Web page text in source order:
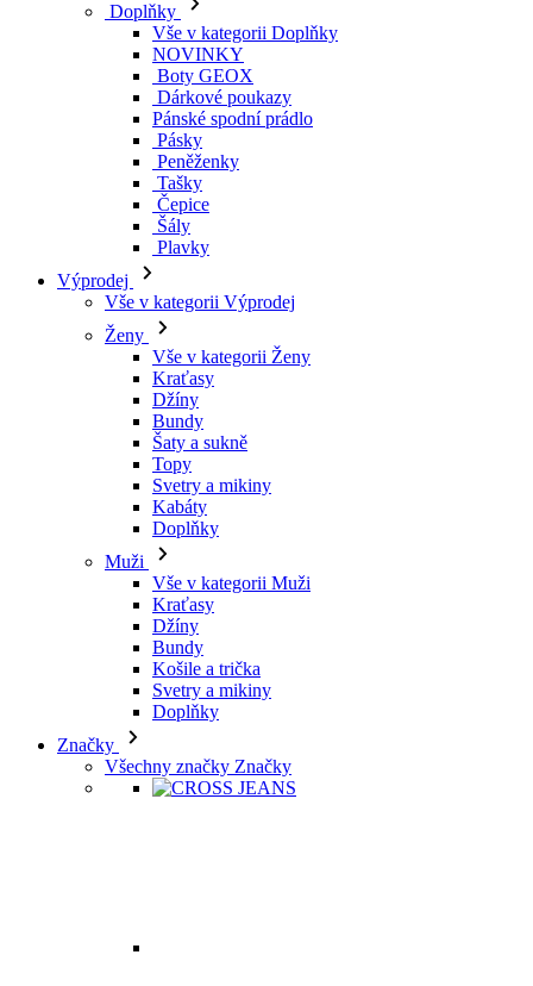
Doplňky
Vše v kategorii Doplňky
NOVINKY
Boty GEOX
Dárkové poukazy
Pánské spodní prádlo
Pásky
Peněženky
Tašky
Čepice
Šály
Plavky
Výprodej
Vše v kategorii Výprodej
Ženy
Vše v kategorii Ženy
Kraťasy
Džíny
Bundy
Šaty a sukně
Topy
Svetry a mikiny
Kabáty
Doplňky
Muži
Vše v kategorii Muži
Kraťasy
Džíny
Bundy
Košile a trička
Svetry a mikiny
Doplňky
Značky
Všechny značky Značky